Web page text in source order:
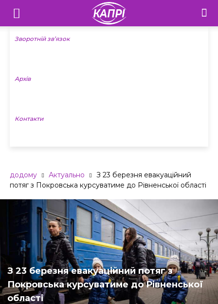
Телебачення
«Капрі»
Новини
Зворотній зв’язок
Архів
Контакти
додому Актуально
З 23 березня евакуаційний
потяг з Покровська курсуватиме до Рівненської області
З 23 березня евакуаційний потяг з
Покровська курсуватиме до Рівненської
області